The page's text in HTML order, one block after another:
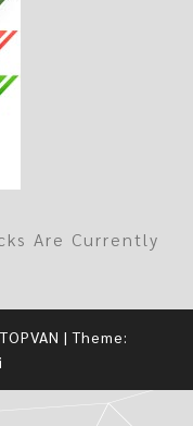
Are Currently
TOPVAN |Theme: